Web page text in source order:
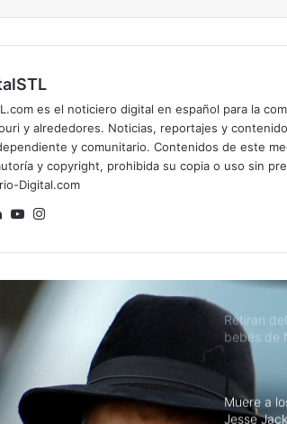
es el noticiero digital en español para la
y alrededores. Noticias, reportajes y
y comunitario. Contenidos de este
y copyright, prohibida su copia o uso sin
Digital.com
Lin
dIn
Yo
ub
e
ra
m
candidato
Oscar por
ÚLTIMA
Patrulla
el cine
entre los
Retiran
bebés de
botulismo
hacer si
línea
Muere a
Jesse